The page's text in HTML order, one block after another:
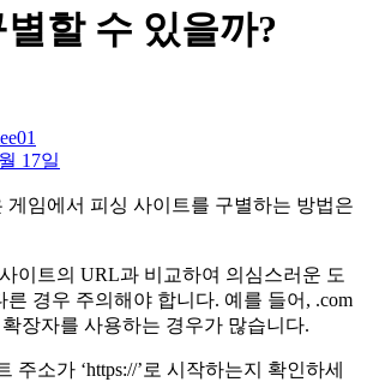
할 수 있을까?
17일
게임에서 피싱 사이트를 구별하는 방법은
이트의 URL과 비교하여 의심스러운 도
른 경우 주의해야 합니다. 예를 들어, .com
장자를 사용하는 경우가 많습니다.
주소가 ‘https://’로 시작하는지 확인하세